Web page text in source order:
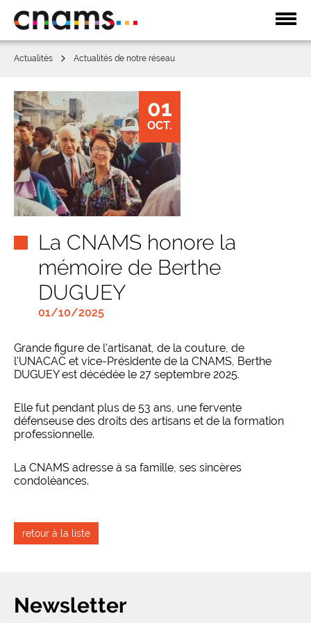
Actualités Actualités de notre réseau
01
OCT.
La CNAMS honore la
mémoire de Berthe
DUGUEY
01/10/2025
Grande figure de l'artisanat, de la couture, de
l'UNACAC et vice-Présidente de la CNAMS, Berthe
DUGUEY est décédée le 27 septembre 2025.
Elle fut pendant plus de 53 ans, une fervente
défenseuse des droits des artisans et de la formation
professionnelle.
La CNAMS adresse à sa famille, ses sincères
condoléances.
retour à la liste
Newsletter